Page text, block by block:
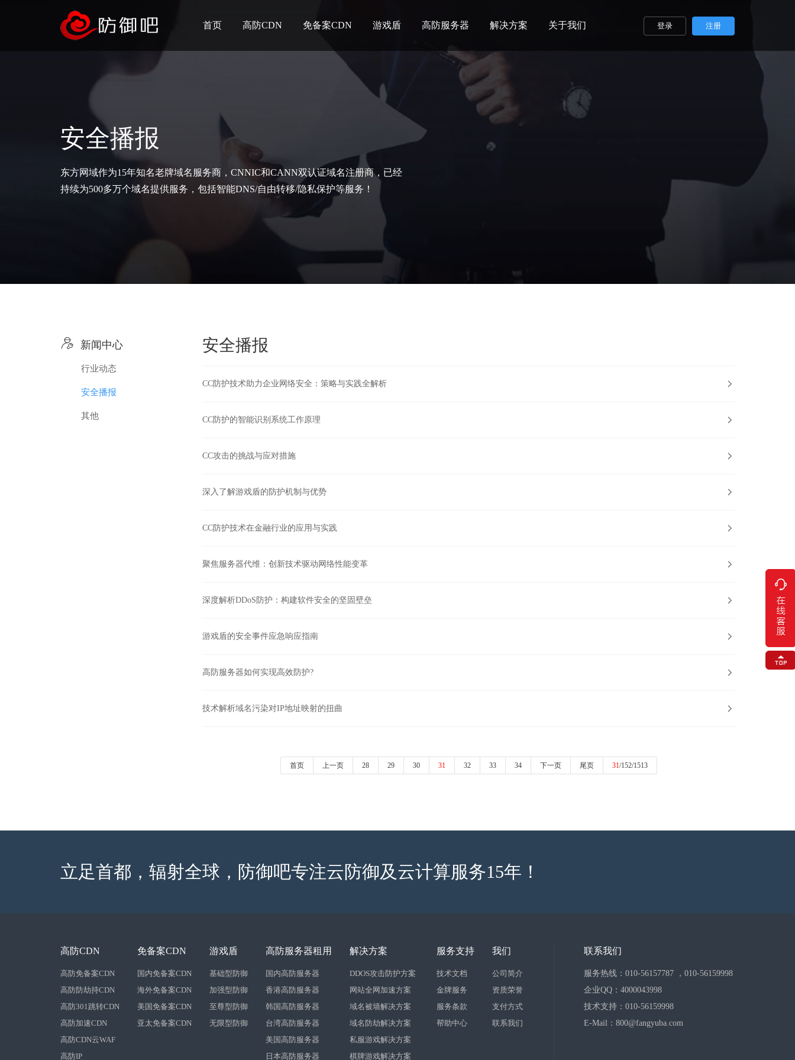
首页 高防CDN 免备案CDN 游戏盾 高防服务器 解决方案 关于我们 登录 注册
安全播报
东方网域作为15年知名老牌域名服务商，CNNIC和CANN双认证域名注册商，已经
持续为500多万个域名提供服务，包括智能DNS/自由转移/隐私保护等服务！
 新闻中心
行业动态
安全播报
其他
安全播报

CC防护技术助力企业网络安全：策略与实践全解析

CC防护的智能识别系统工作原理

CC攻击的挑战与应对措施

深入了解游戏盾的防护机制与优势

CC防护技术在金融行业的应用与实践

聚焦服务器代维：创新技术驱动网络性能变革

深度解析DDoS防护：构建软件安全的坚固壁垒

游戏盾的安全事件应急响应指南

高防服务器如何实现高效防护?

技术解析域名污染对IP地址映射的扭曲
首页 上一页 28 29 30 31 32 33 34 下一页 尾页 31/152/1513
立足首都，辐射全球，防御吧专注云防御及云计算服务15年！
高防CDN
高防免备案CDN
高防防劫持CDN
高防301跳转CDN
高防加速CDN
高防CDN云WAF
高防IP
免备案CDN
国内免备案CDN
海外免备案CDN
美国免备案CDN
亚太免备案CDN
游戏盾
基础型防御
加强型防御
至尊型防御
无限型防御
高防服务器租用
国内高防服务器
香港高防服务器
韩国高防服务器
台湾高防服务器
美国高防服务器
日本高防服务器
解决方案
DDOS攻击防护方案
网站全网加速方案
域名被墙解决方案
域名防劫解决方案
私服游戏解决方案
棋牌游戏解决方案
服务支持
技术文档
金牌服务
服务条款
帮助中心
我们
公司简介
资质荣誉
支付方式
联系我们
联系我们
服务热线：010-56157787 ，010-56159998
企业QQ：4000043998
技术支持：010-56159998
E-Mail：800@fangyuba.com